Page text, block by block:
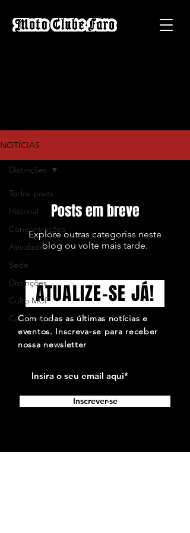
NOTÍCIAS
Todos posts
Historial
Concentrações
Atividades
Sede
Distinções
Culto MCF
Campanhas
Distinções
Posts em breve
Explore outras categorias neste
blog ou volte mais tarde.
Com todas as últimas notícias e
eventos. Inscreva-se para receber
nossa newsletter
Inscrever-se
ATUALIZE-SE JÁ!